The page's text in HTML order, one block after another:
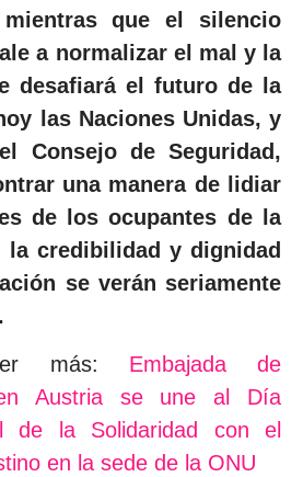
que el silencio
a normalizar el mal y la
desafiará el futuro de la
las NacionesUnidas, y
Consejo de Seguridad,
una manera de lidiar
de los ocupantes de la
la credibilidad y dignidad
se verán seriamente
más: Embajada de
Austria se une al Día
de la Solidaridad con el
en la sede de la ONU